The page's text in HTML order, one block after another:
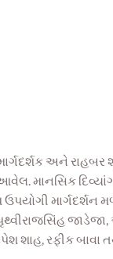
અને રાહબર
માનસિક
માર્ગદર્શન
શાહ, રફીક